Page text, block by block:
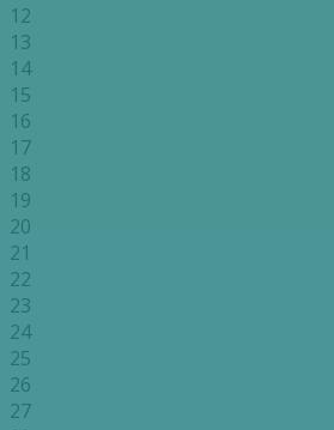
12
13
14
15
16
17
18
19
20
21
22
23
24
25
26
27